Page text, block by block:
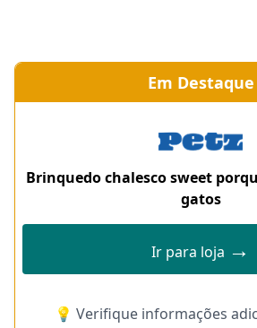
Em Destaque
Brinquedo chalesco sweet
gatos
Ir para loja →
💡 Verifique informações